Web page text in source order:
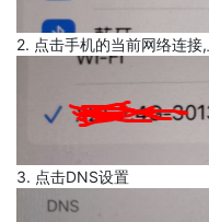
2. 点击手机的当前网络连
3. 点击DNS设置